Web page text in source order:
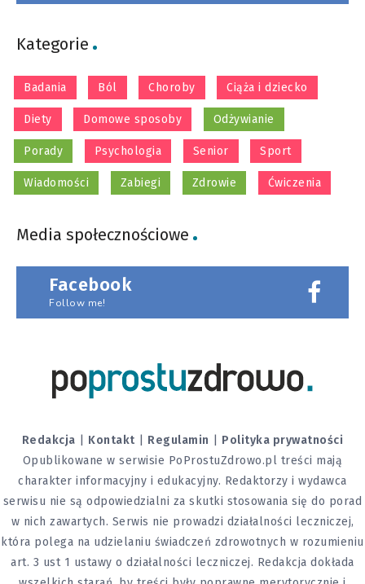
Kategorie
Badania Ból Choroby Ciąża i dziecko
Diety Domowe sposoby Odżywianie
Porady Psychologia Senior Sport
Wiadomości Zabiegi Zdrowie Ćwiczenia
Media społecznościowe
Facebook
Follow me!
Redakcja Kontakt Regulamin
Polityka prywatności
Opublikowane w serwisie PoProstuZdrowo.pl treści mają
charakter informacyjny i edukacyjny. Redaktorzy i wydawca
serwisu nie są odpowiedzialni za skutki stosowania się do porad
w nich zawartych. Serwis nie prowadzi działalności leczniczej,
która polega na udzielaniu świadczeń zdrowotnych w rozumieniu
art. 3 ust 1 ustawy o działalności leczniczej. Redakcja dokłada